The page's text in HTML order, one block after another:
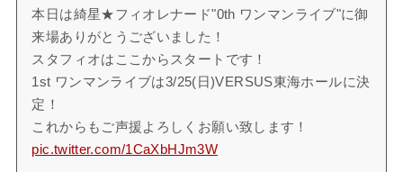
本日は綺星★フィオレナード"0th ワンマンライブ"に御
来場ありがとうございました！
スタフィオはここからスタートです！
1st ワンマンライブは3/25(日)VERSUS東海ホールに決
定！
これからもご声援よろしくお願い致します！
pic.twitter.com/1CaXbHJm3W